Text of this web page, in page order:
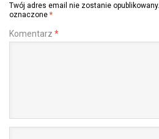
Twój adres email nie zostanie opublikowany.
oznaczone *
Komentarz *